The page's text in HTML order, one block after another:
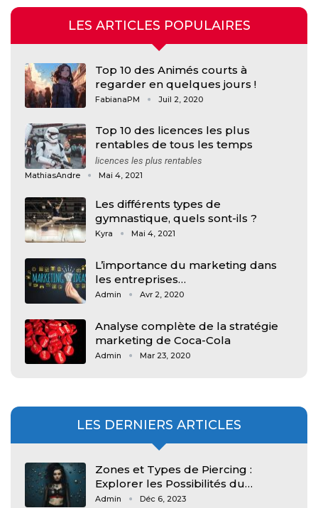
LES ARTICLES POPULAIRES
Top 10 des Animés courts à
regarder en quelques jours !
FabianaPM Juil 2, 2020
Top 10 des licences les plus
rentables de tous les temps
licences les plus rentables
MathiasAndre Mai 4, 2021
Les différents types de
gymnastique, quels sont-ils ?
Kyra Mai 4, 2021
L’importance du marketing dans
les entreprises…
Admin Avr 2, 2020
Analyse complète de la stratégie
marketing de Coca-Cola
Admin Mar 23, 2020
LES DERNIERS ARTICLES
Zones et Types de Piercing :
Explorer les Possibilités du…
Admin Déc 6, 2023